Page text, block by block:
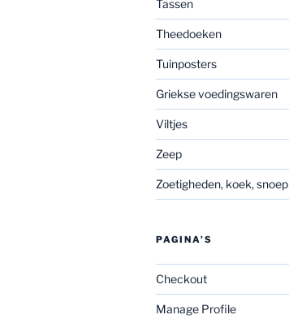
Tassen
Theedoeken
Tuinposters
Griekse voedingswaren
Viltjes
Zeep
Zoetigheden, koek, snoep
PAGINA’S
Checkout
Manage Profile